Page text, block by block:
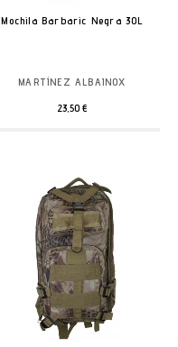
Mochila Barbaric Negra 30L
MARTÍNEZ ALBAINOX
23,50 €